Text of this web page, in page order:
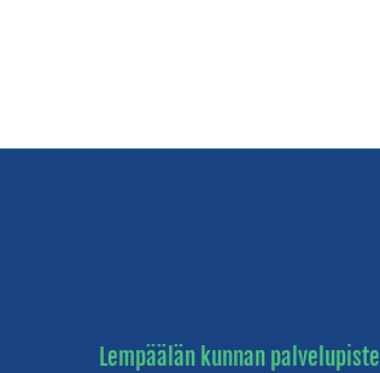
Lempäälän kunnan palvelupiste